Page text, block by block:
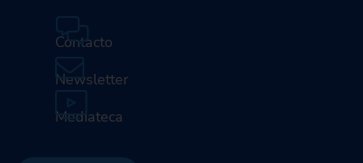
Contacto
Newsletter
Mediateca